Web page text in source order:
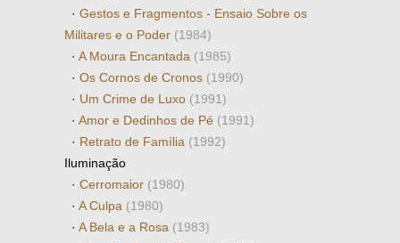
· Gestos e Fragmentos - Ensaio Sobre os
Militares e o Poder (1984)
· A Moura Encantada (1985)
· Os Cornos de Cronos (1990)
· Um Crime de Luxo (1991)
· Amor e Dedinhos de Pé (1991)
· Retrato de Família (1992)
Iluminação
· Cerromaior (1980)
· A Culpa (1980)
· A Bela e a Rosa (1983)